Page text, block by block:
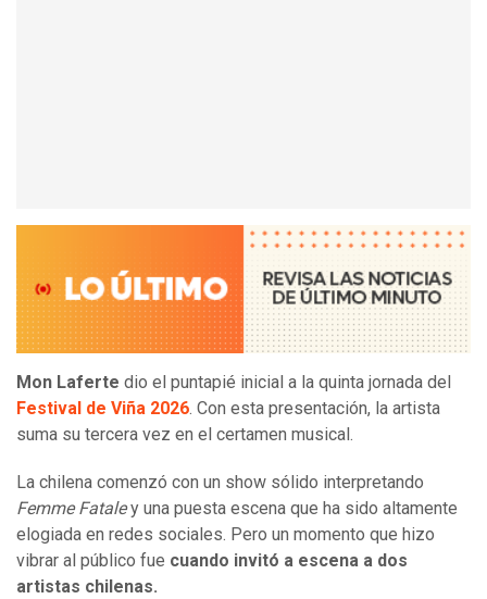
Mon Laferte dio el puntapié inicial a la quinta jornada del
Festival de Viña 2026. Con esta presentación, la artista
suma su tercera vez en el certamen musical.
La chilena comenzó con un show sólido interpretando
Femme Fataley una puesta escena que ha sido altamente
elogiada en redes sociales. Pero un momento que hizo
vibrar al público fue cuando invitó a escena a dos
artistas chilenas.